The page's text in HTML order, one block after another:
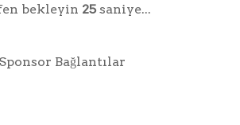
bekleyin 25saniye...
Sponsor Bağlantılar